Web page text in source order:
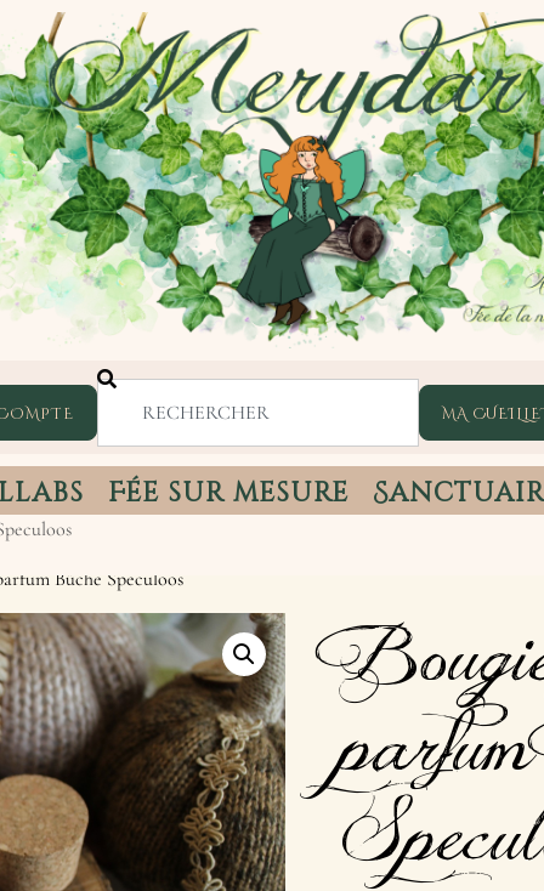
Fée sur mesure
Bûche Speculoos
Bougie